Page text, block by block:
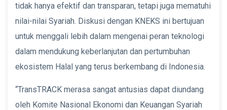
tidak hanya efektif dan transparan, tetapi juga mematuhi
nilai-nilai Syariah. Diskusi dengan KNEKS ini bertujuan
untuk menggali lebih dalam mengenai peran teknologi
dalam mendukung keberlanjutan dan pertumbuhan
ekosistem Halal yang terus berkembang di Indonesia.
“TransTRACK merasa sangat antusias dapat diundang
oleh Komite Nasional Ekonomi dan Keuangan Syariah